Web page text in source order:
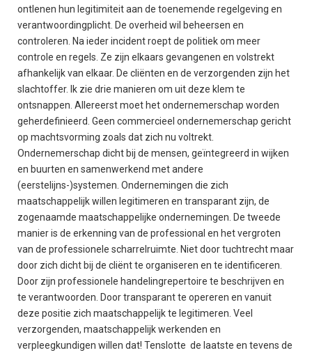
ontlenen hun legitimiteit aan de toenemende regelgeving en
verantwoordingplicht. De overheid wil beheersen en
controleren. Na ieder incident roept de politiek om meer
controle en regels. Ze zijn elkaars gevangenen en volstrekt
afhankelijk van elkaar. De cliënten en de verzorgenden zijn het
slachtoffer. Ik zie drie manieren om uit deze klem te
ontsnappen. Allereerst moet het ondernemerschap worden
geherdefinieerd. Geen commercieel ondernemerschap gericht
op machtsvorming zoals dat zich nu voltrekt.
Ondernemerschap dicht bij de mensen, geïntegreerd in wijken
en buurten en samenwerkend met andere
(eerstelijns-)systemen. Ondernemingen die zich
maatschappelijk willen legitimeren en transparant zijn, de
zogenaamde maatschappelijke ondernemingen. De tweede
manier is de erkenning van de professional en het vergroten
van de professionele scharrelruimte. Niet door tuchtrecht maar
door zich dicht bij de cliënt te organiseren en te identificeren.
Door zijn professionele handelingrepertoire te beschrijven en
te verantwoorden. Door transparant te opereren en vanuit
deze positie zich maatschappelijk te legitimeren. Veel
verzorgenden, maatschappelijk werkenden en
verpleegkundigen willen dat! Tenslotte de laatste en tevens de